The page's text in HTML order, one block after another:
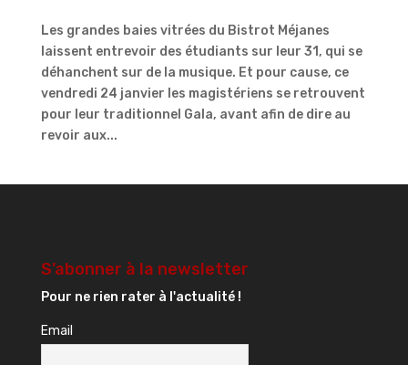
Les grandes baies vitrées du Bistrot Méjanes
laissent entrevoir des étudiants sur leur 31, qui se
déhanchent sur de la musique. Et pour cause, ce
vendredi 24 janvier les magistériens se retrouvent
pour leur traditionnel Gala, avant afin de dire au
revoir aux...
S’abonner à la newsletter
Pour ne rien rater à l'actualité !
Email